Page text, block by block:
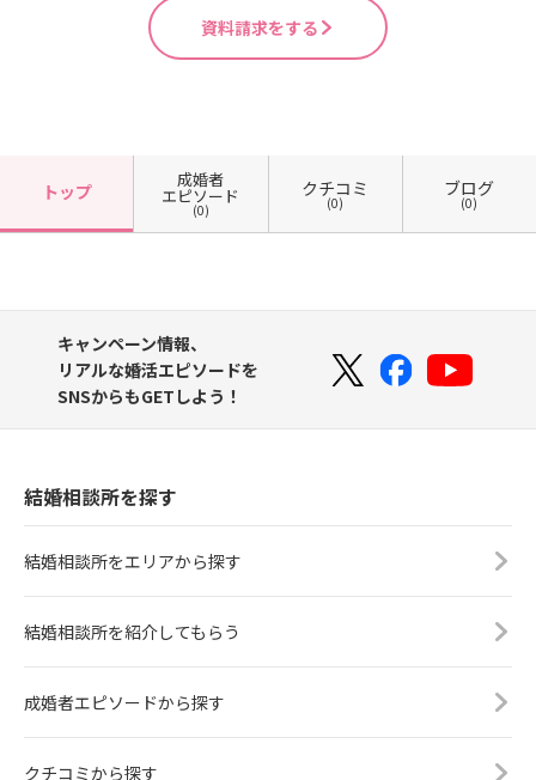
資料請求をする
トップ
成婚者
エピソード
(0)
クチコミ
(0)
ブログ
(0)
キャンペーン情報、
リアルな婚活エピソードを
SNSからもGETしよう！
結婚相談所を探す
結婚相談所をエリアから探す
結婚相談所を紹介してもらう
成婚者エピソードから探す
クチコミから探す